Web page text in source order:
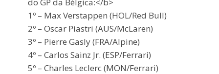
1º – Max Verstappen (HOL/Red Bull)
2º – Oscar Piastri (AUS/McLaren)
3º – Pierre Gasly (FRA/Alpine)
4º – Carlos Sainz Jr. (ESP/Ferrari)
5º – Charles Leclerc (MON/Ferrari)